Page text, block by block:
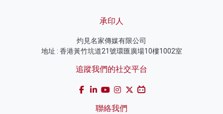
承印人
灼見名家傳媒有限公司
地址 : 香港黃竹坑道21號環匯廣場10樓1002室
追蹤我們的社交平台
聯絡我們